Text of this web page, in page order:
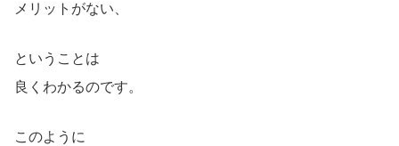
メリットがない、
ということは
良くわかるのです。
このように